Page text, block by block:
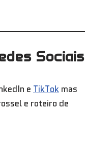
Sociais
e TikTok mas
e roteiro de